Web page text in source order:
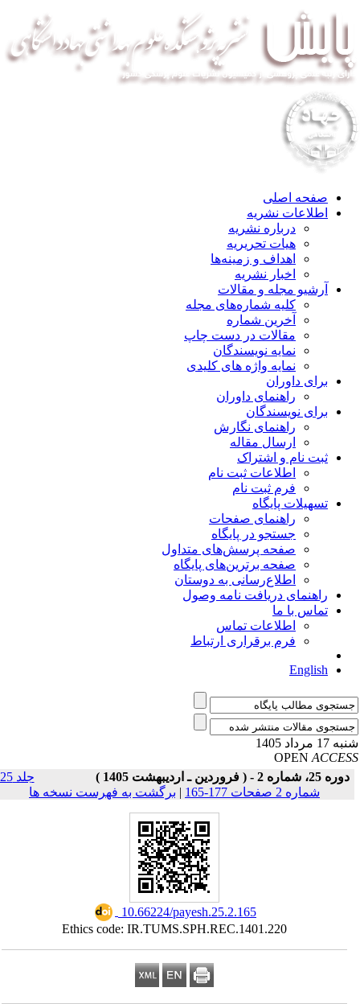
صفحه اصلی
اطلاعات نشریه
درباره نشریه
هیات تحریریه
اهداف و زمینه‌ها
اخبار نشریه
آرشیو مجله و مقالات
کلیه شماره‌های مجله
آخرین شماره
مقالات در دست چاپ
نمایه نویسندگان
نمایه واژه های کلیدی
برای داوران
راهنمای داوران
برای نویسندگان
راهنمای نگارش
ارسال مقاله
ثبت نام و اشتراک
اطلاعات ثبت نام
فرم ثبت نام
تسهیلات پایگاه
راهنمای صفحات
جستجو در پایگاه
صفحه پرسش‌های متداول
صفحه برترین‌های پایگاه
اطلاع‌رسانی به دوستان
راهنمای دریافت نامه وصول
تماس با ما
اطلاعات تماس
فرم برقراری ارتباط
English
مرداد 1405
OPEN
دوره 25، شماره 2 - ( فروردین ـ اردیبهشت 1405 )
جلد 25
شماره 2 صفحات 177-165
| برگشت به فهرست نسخه ها
‎ 10.66224/payesh.25.2.165
Ethics code: IR.TUMS.SPH.REC.1401.220